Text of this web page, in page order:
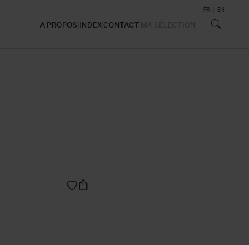
A PROPOS INDEXCONTACT
FR EN